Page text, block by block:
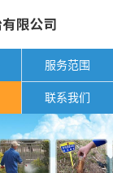
服务范围
联系我们